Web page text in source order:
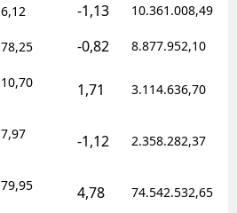
6,12 -1,13 10.361.008,49
78,25 -0,82 8.877.952,10
10,70 1,71 3.114.636,70
7,97 -1,12 2.358.282,37
79,95 4,78 74.542.532,65